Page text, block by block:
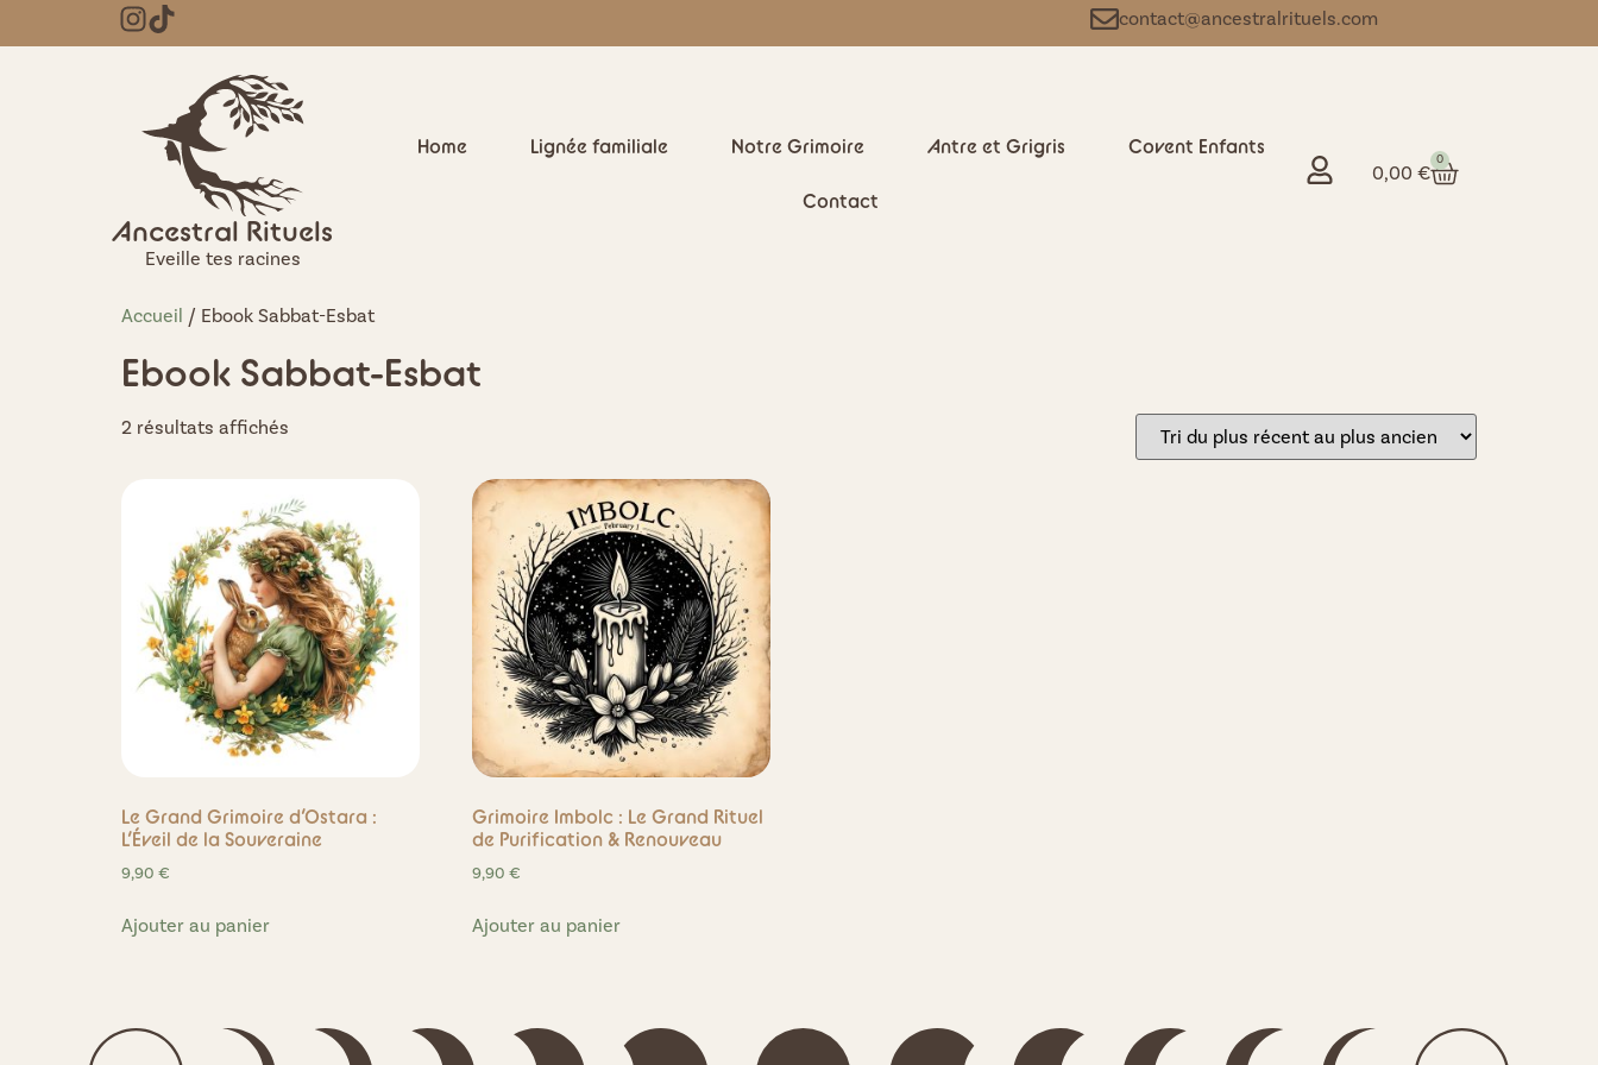
contact@ancestralrituels.com
Ancestral Rituels
Eveille tes racines
Home Lignée familiale Notre Grimoire Antre et Grigris Covent Enfants
Contact
0,00 €
0
Accueil / Ebook Sabbat-Esbat
Ebook Sabbat-Esbat
2 résultats affichés
Le Grand Grimoire d’Ostara :
L’Éveil de la Souveraine
9,90 €
Ajouter au panier
Grimoire Imbolc : Le Grand Rituel
de Purification & Renouveau
9,90 €
Ajouter au panier